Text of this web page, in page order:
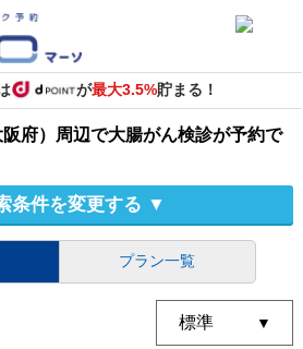
が最大3.5%貯まる！
府）周辺で大腸がん検診が予約で
条件を変更する ▼
プラン一覧